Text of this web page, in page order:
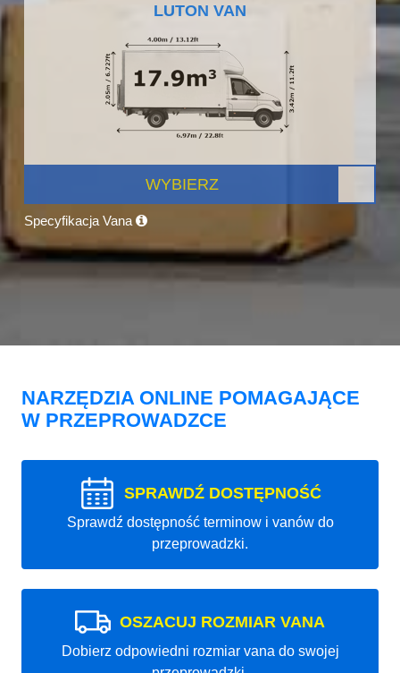
LUTON VAN
WYBIERZ
Specyfikacja Vana
NARZĘDZIA ONLINE POMAGAJĄCE
W PRZEPROWADZCE
SPRAWDŹ DOSTĘPNOŚĆ
Sprawdź dostępność terminow i vanów do
przeprowadzki.
OSZACUJ ROZMIAR VANA
Dobierz odpowiedni rozmiar vana do swojej